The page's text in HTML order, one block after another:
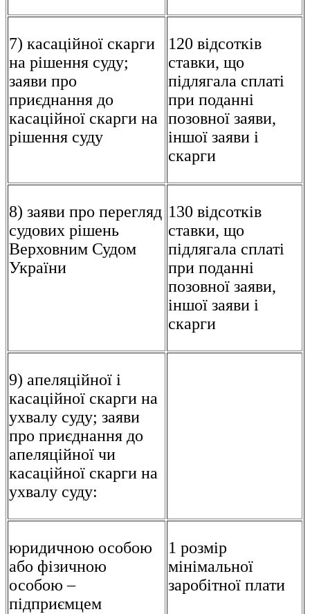
7) касаційної скарги
на рішення суду;
заяви про
приєднання до
касаційної скарги на
рішення суду
120 відсотків
ставки, що
підлягала сплаті
при поданні
позовної заяви,
іншої заяви і
скарги
8) заяви про перегляд
судових рішень
Верховним Судом
України
130 відсотків
ставки, що
підлягала сплаті
при поданні
позовної заяви,
іншої заяви і
скарги
9) апеляційної і
касаційної скарги на
ухвалу суду; заяви
про приєднання до
апеляційної чи
касаційної скарги на
ухвалу суду:
юридичною особою
або фізичною
особою –
підприємцем
1 розмір
мінімальної
заробітної плати